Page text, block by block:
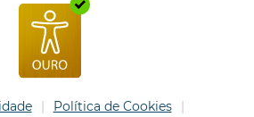
Política de Cookies